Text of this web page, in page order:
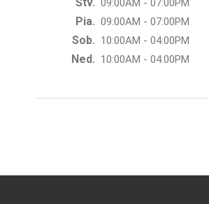
Pia. 09:00AM - 07:00PM
Sob. 10:00AM - 04:00PM
Ned. 10:00AM - 04:00PM